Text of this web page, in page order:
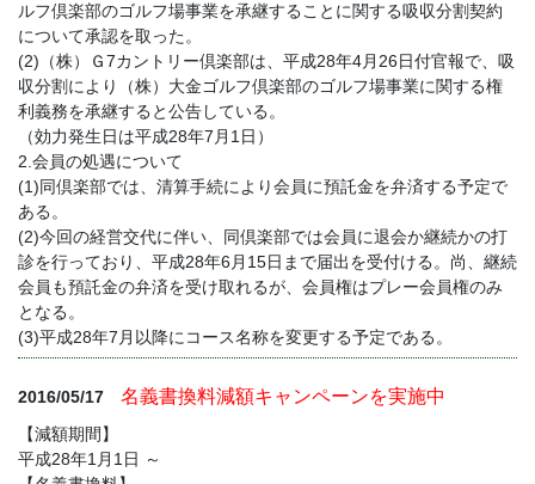
ルフ倶楽部のゴルフ場事業を承継することに関する吸収分割契約
について承認を取った。
(2)（株）Ｇ7カントリー倶楽部は、平成28年4月26日付官報で、吸
収分割により（株）大金ゴルフ倶楽部のゴルフ場事業に関する権
利義務を承継すると公告している。
（効力発生日は平成28年7月1日）
2.会員の処遇について
(1)同倶楽部では、清算手続により会員に預託金を弁済する予定で
ある。
(2)今回の経営交代に伴い、同倶楽部では会員に退会か継続かの打
診を行っており、平成28年6月15日まで届出を受付ける。尚、継続
会員も預託金の弁済を受け取れるが、会員権はプレー会員権のみ
となる。
(3)平成28年7月以降にコース名称を変更する予定である。
2016/05/17 名義書換料減額キャンペーンを実施中
【減額期間】
平成28年1月1日 ～